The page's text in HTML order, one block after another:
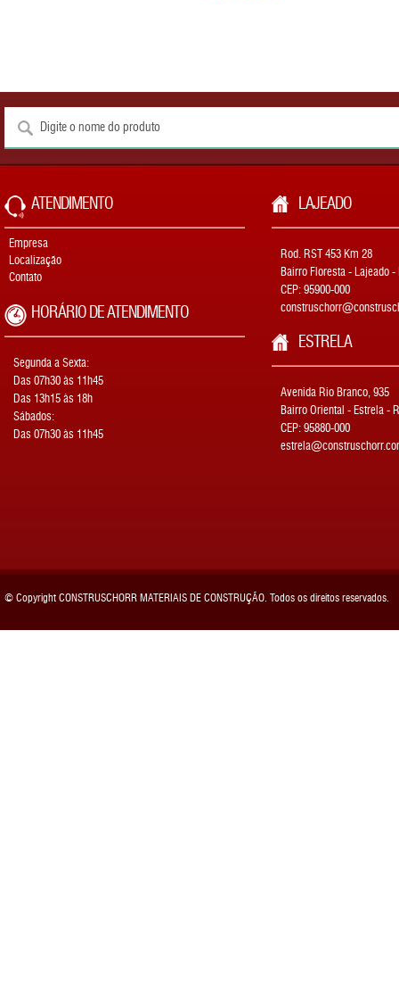
ATENDIMENTO
Empresa
Localização
Contato
HORÁRIO DE ATENDIMENTO
Segunda a Sexta:
Das 07h30 às 11h45
Das 13h15 às 18h
Sábados:
Das 07h30 às 11h45
LAJEADO
Rod. RST 453 Km 28
Bairro Floresta - Lajeado -
CEP: 95900-000
ESTRELA
Avenida Rio Branco, 935
Bairro Oriental - Estrela -
CEP: 95880-000
© Copyright CONSTRUSCHORR MATERIAIS DE CONSTRUÇÃO. Todos os direitos reservados.